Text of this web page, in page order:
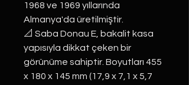
1968 ve 1969 yıllarında
Almanya'da üretilmiştir.
📐 Saba Donau E, bakalit kasa
yapısıyla dikkat çeken bir
görünüme sahiptir. Boyutları 455
x 180 x 145 mm (17,9 x 7,1 x 5,7